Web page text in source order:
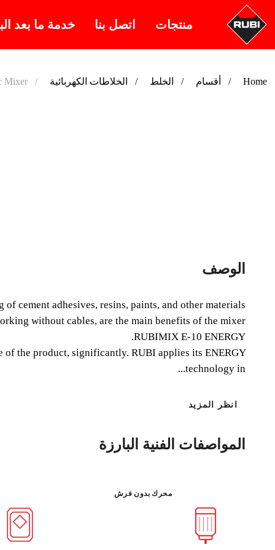
منتجات اتصل بنا خدمة ما بعد
Home أقسام الخلط الخلاطات الكهربائية Mixer
الوصف
cement adhesives, resins, paints, and other materials.
without cables, are the main benefits of the mixer
RUBIMIX E-10 ENERGY.
of the product, significantly. RUBI applies its ENERGY
technology in...
انظر المزيد
المواصفات الفنية البارزة
محرك بدون فرش